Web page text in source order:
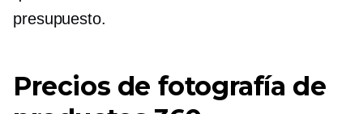
presupuesto.
Precios de fotografía de